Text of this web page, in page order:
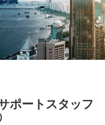
ポートスタッフ